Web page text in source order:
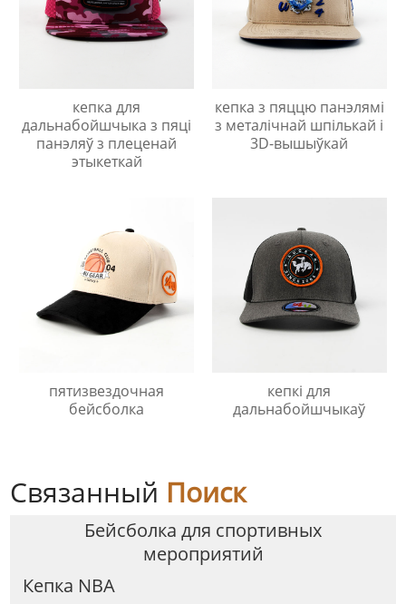
кепка для
дальнабойшчыка з пяці
панэляў з плеценай
этыкеткай
кепка з пяццю панэлямі
з металічнай шпількай і
3D-вышыўкай
пятизвездочная
бейсболка
кепкі для
дальнабойшчыкаў
Связанный Поиск
Бейсболка для спортивных
мероприятий
Кепка NBA